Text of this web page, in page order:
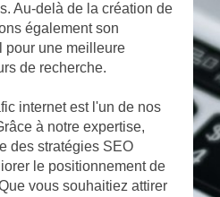
Au-delà de la création de
également son
pour une meilleure
de recherche.
internet est l'un de nos
à notre expertise,
des stratégies SEO
le positionnement de
vous souhaitiez attirer